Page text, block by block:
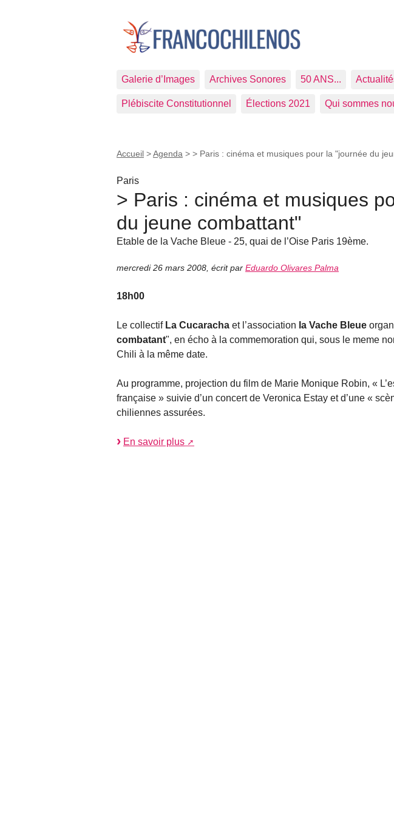
Galerie d’Images Archives Sonores 50 ANS...
Plébiscite Constitutionnel Élections 2021 Qui sommes
Accueil >Agenda > > Paris : cinéma et musiques pour la "journée du
Paris
> Paris : cinéma et musiques
du jeune combattant"
Etable de la Vache Bleue - 25, quai de l’Oise Paris 19ème.
mercredi 26 mars 2008 écrit par Eduardo Olivares Palma
18h00
Le collectif La Cucaracha et l’association la Vache Bleue
combatant", en écho à la commemoration qui, sous le meme
Chili à la même date.
Au programme, projection du film de Marie Monique Robin, «
française » suivie d’un concert de Veronica Estay et d’une «
chiliennes assurées.
En savoir plus